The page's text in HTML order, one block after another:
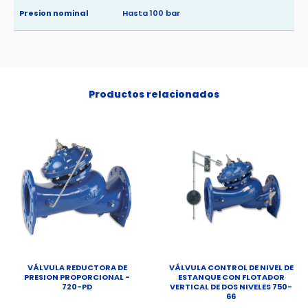
Presion nominal Hasta 100 bar
Productos relacionados
VÁLVULA REDUCTORA DE
PRESION PROPORCIONAL -
720-PD
VÁLVULA CONTROL DE NIVEL DE
ESTANQUE CON FLOTADOR
VERTICAL DE DOS NIVELES 750-
66